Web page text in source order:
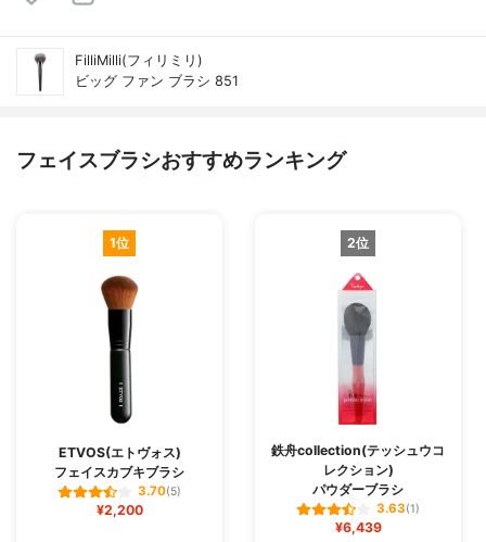
FilliMilli(フィリミリ)
ビッグ ファン ブラシ 851
フェイスブラシおすすめランキング
1位
ETVOS(エトヴォス)
フェイスカブキブラシ
3.70(5)
¥2,200
2位
鉄舟collection(テッシュウコ
レクション)
パウダーブラシ
3.63(1)
¥6,439